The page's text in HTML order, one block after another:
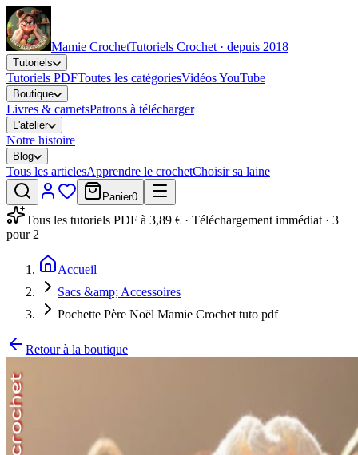
Mamie CrochetTutoriels Crochet · depuis 2018
Tutoriels
Tutoriels PDFToutes les catégoriesVidéos YouTube
Boutique
Livres & carnetsPatrons à télécharger
L'atelier
Notre histoire
Blog
Tous les articlesApprendre le crochetChoisir sa laine
Panier0
Tous les tutoriels PDF à 3,89 € · Téléchargement immédiat · 3
pour 2
Accueil
Sacs &amp; Accessoires
Pochette Père Noël Mamie Crochet tuto pdf
Retour à la boutique